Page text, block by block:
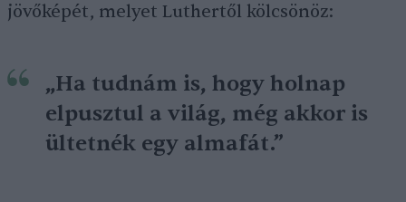
jövőképét, melyet Luthertől kölcsönöz:
„Ha tudnám is, hogy holnap
elpusztul a világ, még akkor is
ültetnék egy almafát.”